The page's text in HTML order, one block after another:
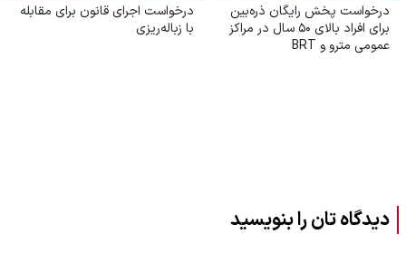
درخواست پخش رایگان ذره‌بین
برای افراد بالای ۵۰ سال در مراکز
عمومی مترو و BRT
درخواست اجرای قانون برای مقابله
با زباله‌ریزی
دیدگاه تان را بنویسید